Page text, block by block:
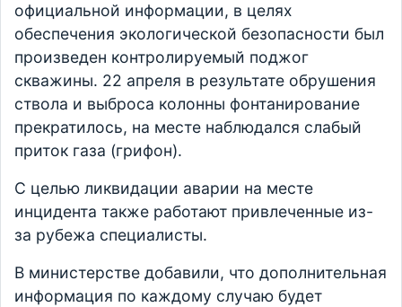
официальной информации, в целях
обеспечения экологической безопасности был
произведен контролируемый поджог
скважины. 22 апреля в результате обрушения
ствола и выброса колонны фонтанирование
прекратилось, на месте наблюдался слабый
приток газа (грифон).
С целью ликвидации аварии на месте
инцидента также работают привлеченные из-
за рубежа специалисты.
В министерстве добавили, что дополнительная
информация по каждому случаю будет